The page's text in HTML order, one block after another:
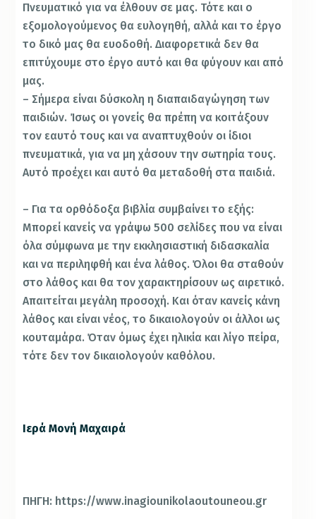
Πνευματικό για να έλθουν σε μας. Τότε και ο
εξομολογούμενος θα ευλογηθή, αλλά και το έργο
το δικό μας θα ευοδοθή. Διαφορετικά δεν θα
επιτύχουμε στο έργο αυτό και θα φύγουν και από
μας.
– Σήμερα είναι δύσκολη η διαπαιδαγώγηση των
παιδιών. Ίσως οι γονείς θα πρέπη να κοιτάξουν
τον εαυτό τους και να αναπτυχθούν οι ίδιοι
πνευματικά, για να μη χάσουν την σωτηρία τους.
Αυτό προέχει και αυτό θα μεταδοθή στα παιδιά.
– Για τα ορθόδοξα βιβλία συμβαίνει το εξής:
Μπορεί κανείς να γράψω 500 σελίδες που να είναι
όλα σύμφωνα με την εκκλησιαστική διδασκαλία
και να περιληφθή και ένα λάθος. Όλοι θα σταθούν
στο λάθος και θα τον χαρακτηρίσουν ως αιρετικό.
Απαιτείται μεγάλη προσοχή. Και όταν κανείς κάνη
λάθος και είναι νέος, το δικαιολογούν οι άλλοι ως
κουταμάρα. Όταν όμως έχει ηλικία και λίγο πείρα,
τότε δεν τον δικαιολογούν καθόλου.
Ιερά Μονή Μαχαιρά
ΠΗΓΗ: https://www.inagiounikolaoutouneou.gr